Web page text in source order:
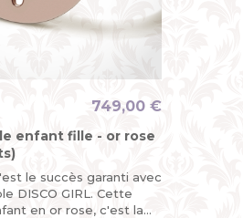
enfant fille - or rose
le succès garanti avec
DISCO GIRL. Cette
en or rose, c'est la
749,00 €